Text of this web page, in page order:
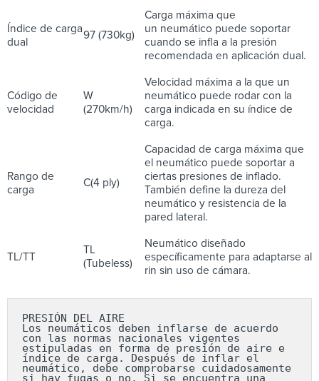
Índice de carga
dual
97 (730kg)
Carga máxima que
un neumático puede soportar
cuando se infla a la presión
recomendada en aplicación dual.
Código de
velocidad
W
(270km/h)
Velocidad máxima a la que un
neumático puede rodar con la
carga indicada en su índice de
carga.
Rango de
carga
C(4 ply)
Capacidad de carga máxima que
el neumático puede soportar a
ciertas presiones de inflado.
También define la dureza del
neumático y resistencia de la
pared lateral.
TL/TT
TL
(Tubeless)
Neumático diseñado
específicamente para adaptarse al
rin sin uso de cámara.
PRESIÓN DEL AIRE
Los neumáticos deben inflarse de acuerdo
con las normas nacionales vigentes
estipuladas en forma de presión de aire e
índice de carga. Después de inflar el
neumático, debe comprobarse cuidadosamente
si hay fugas o no. Si se encuentra una